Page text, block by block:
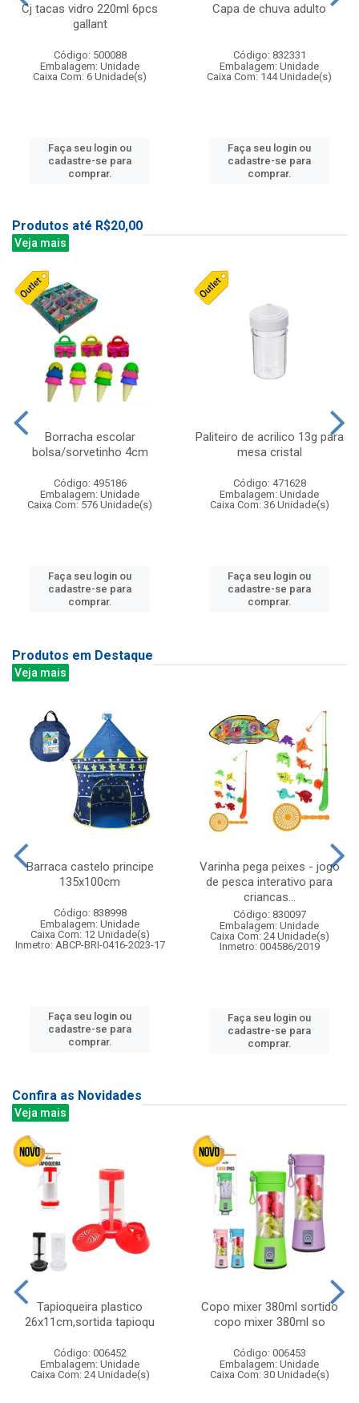
Cj tacas vidro 220ml 6pcs
gallant
Código: 500088
Embalagem: Unidade
Caixa Com: 6 Unidade(s)
Faça seu login ou
cadastre-se para
comprar.
Capa de chuva adulto
Código: 832331
Embalagem: Unidade
Caixa Com: 144 Unidade(s)
Faça seu login ou
cadastre-se para
comprar.
Produtos até R$20,00
Veja mais
Borracha escolar
bolsa/sorvetinho 4cm
Código: 495186
Embalagem: Unidade
Caixa Com: 576 Unidade(s)
Faça seu login ou
cadastre-se para
comprar.
Paliteiro de acrilico 13g para
mesa cristal
Código: 471628
Embalagem: Unidade
Caixa Com: 36 Unidade(s)
Faça seu login ou
cadastre-se para
comprar.
Produtos em Destaque
Veja mais
Barraca castelo principe
135x100cm
Código: 838998
Embalagem: Unidade
Caixa Com: 12 Unidade(s)
Inmetro: ABCP-BRI-0416-2023-17
Faça seu login ou
cadastre-se para
comprar.
Varinha pega peixes - jogo
de pesca interativo para
criancas...
Código: 830097
Embalagem: Unidade
Caixa Com: 24 Unidade(s)
Inmetro: 004586/2019
Faça seu login ou
cadastre-se para
comprar.
Confira as Novidades
Veja mais
Tapioqueira plastico
26x11cm,sortida tapioqu
Código: 006452
Embalagem: Unidade
Caixa Com: 24 Unidade(s)
Copo mixer 380ml sortido
copo mixer 380ml so
Código: 006453
Embalagem: Unidade
Caixa Com: 30 Unidade(s)